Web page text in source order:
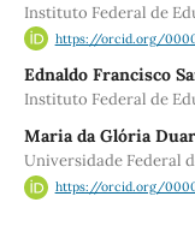
Instituto Federal de
https://orcid.org/
Ednaldo Francisco
Instituto Federal de
Maria da Glória
Universidade Federal
https://orcid.org/